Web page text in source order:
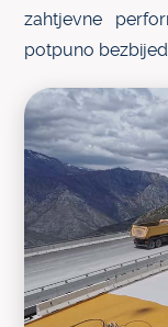
zahtjevne
potpuno